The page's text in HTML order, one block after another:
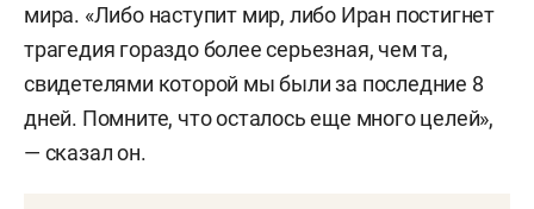
мира. «Либо наступит мир, либо Иран постигнет
трагедия гораздо более серьезная, чем та,
свидетелями которой мы были за последние 8
дней. Помните, что осталось еще много целей»,
— сказал он.